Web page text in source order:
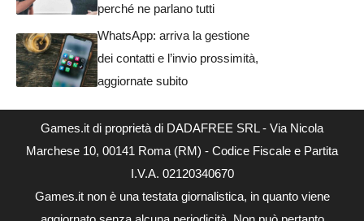
perché ne parlano tutti
WhatsApp: arriva la gestione
dei contatti e l’invio prossimità,
aggiornate subito
Games.it di proprietà di DADAFREE SRL - Via Nicola
Marchese 10, 00141 Roma (RM) - Codice Fiscale e Partita
I.V.A. 02120340670
Games.it non è una testata giornalistica, in quanto viene